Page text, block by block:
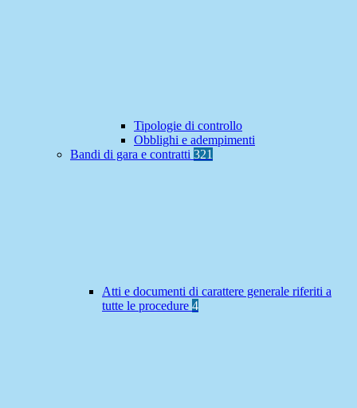
Tipologie di controllo
Obblighi e adempimenti
Bandi di gara e contratti 321
Atti e documenti di carattere generale riferiti a
tutte le procedure 4